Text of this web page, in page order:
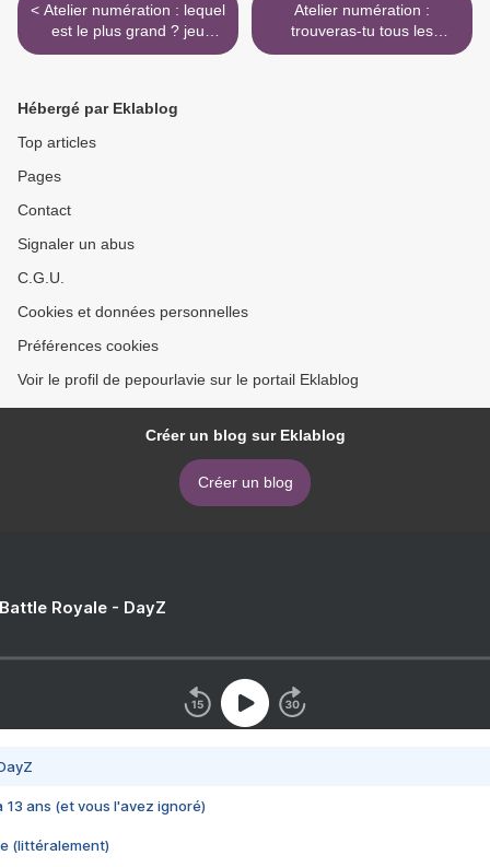
< Atelier numération : lequel
est le plus grand ? jeu
autocorrectif
Atelier numération :
trouveras-tu tous les
nombres ? >
Hébergé par Eklablog
Top articles
Pages
Contact
Signaler un abus
C.G.U.
Cookies et données personnelles
Préférences cookies
Voir le profil de pepourlavie sur le portail Eklablog
Créer un blog sur Eklablog
Créer un blog
Royale - DayZ
13 ans (et vous l'avez ignoré)
(littéralement)